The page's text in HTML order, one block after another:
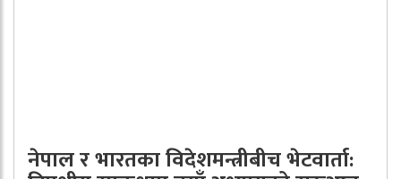
नेपाल र भारतका विदेशमन्त्रीबीच भेटवार्ता: